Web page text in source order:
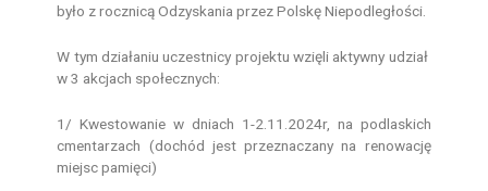
było z rocznicą Odzyskania przez Polskę Niepodległości.
W tym działaniu uczestnicy projektu wzięli aktywny udział
w 3 akcjach społecznych:
1/ Kwestowanie w dniach 1-2.11.2024r, na podlaskich
cmentarzach (dochód jest przeznaczany na renowację
miejsc pamięci)